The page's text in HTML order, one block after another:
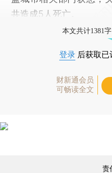
共造成5人死亡。
本文共计1381
登录 后获取已
财新通会员
可畅读全文
责